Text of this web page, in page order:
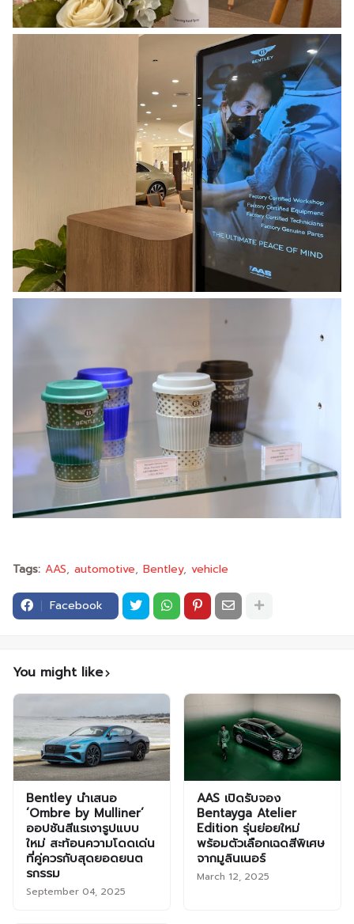
Tags: AAS automotive Bentley vehicle
Facebook
You might like
Bentley นำเสนอ
‘Ombre by Mulliner’
ออปชันสีแรเงารูปแบบ
ใหม่ สะท้อนความโดดเด่น
ที่คู่ควรกับสุดยอดยนต
รกรรม
September 04, 2025
AAS เปิดรับจอง
Bentayga Atelier
Edition รุ่นย่อยใหม่
พร้อมตัวเลือกเฉดสีพิเศษ
จากมูลินเนอร์
March 12, 2025